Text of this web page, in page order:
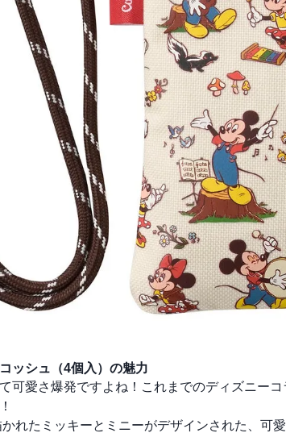
ッシュ（4個入）の魅力
可愛さ爆発ですよね！これまでのディズニー
れたミッキーとミニーがデザインされた、可